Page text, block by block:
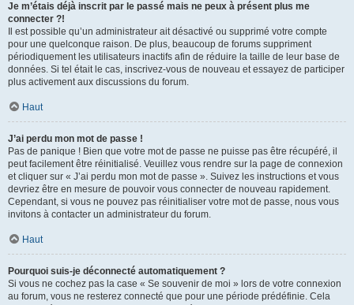
Je m’étais déjà inscrit par le passé mais ne peux à présent plus me
connecter ?!
Il est possible qu’un administrateur ait désactivé ou supprimé votre compte
pour une quelconque raison. De plus, beaucoup de forums suppriment
périodiquement les utilisateurs inactifs afin de réduire la taille de leur base de
données. Si tel était le cas, inscrivez-vous de nouveau et essayez de participer
plus activement aux discussions du forum.
Haut
J’ai perdu mon mot de passe !
Pas de panique ! Bien que votre mot de passe ne puisse pas être récupéré, il
peut facilement être réinitialisé. Veuillez vous rendre sur la page de connexion
et cliquer sur « J’ai perdu mon mot de passe ». Suivez les instructions et vous
devriez être en mesure de pouvoir vous connecter de nouveau rapidement.
Cependant, si vous ne pouvez pas réinitialiser votre mot de passe, nous vous
invitons à contacter un administrateur du forum.
Haut
Pourquoi suis-je déconnecté automatiquement ?
Si vous ne cochez pas la case « Se souvenir de moi » lors de votre connexion
au forum, vous ne resterez connecté que pour une période prédéfinie. Cela